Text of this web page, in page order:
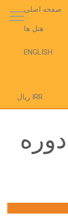
صفحه اصلی
هتل ها
ENGLISH
IRR ریال